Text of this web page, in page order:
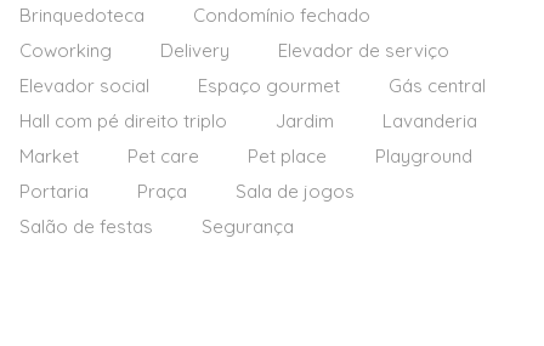
Brinquedoteca
Condomínio fechado
Coworking
Delivery
Elevador de serviço
Elevador social
Espaço gourmet
Gás central
Hall com pé direito triplo
Jardim
Lavanderia
Market
Pet care Pet place
Playground
Portaria
Praça
Sala de jogos
Salão de festas
Segurança